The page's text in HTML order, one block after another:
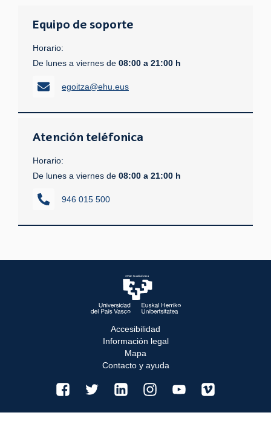
Equipo de soporte
Horario:
De lunes a viernes de 08:00 a 21:00 h
egoitza@ehu.eus
Atención teléfonica
Horario:
De lunes a viernes de 08:00 a 21:00 h
946 015 500
Accesibilidad
Información legal
Mapa
Contacto y ayuda
facebook twitter linkedin instagramyoutube